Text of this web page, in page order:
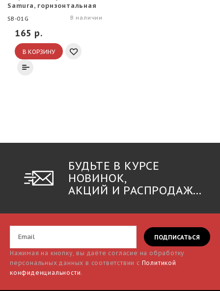
Samura, горизонтальная
SB-01G В наличии
165 р.
В КОРЗИНУ
БУДЬТЕ В КУРСЕ
НОВИНОК,
АКЦИЙ И РАСПРОДАЖ...
Нажимая на кнопку, вы даёте согласие на обработку
персональных данных в соответствии с Политикой
конфиденциальности.